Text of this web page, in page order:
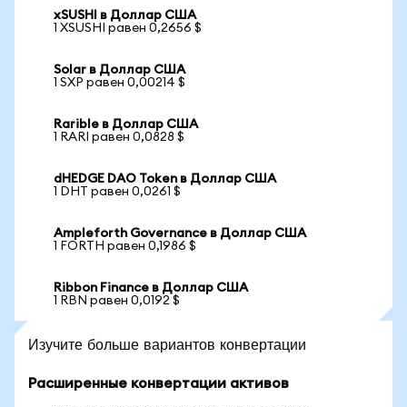
xSUSHI в Доллар США
1 XSUSHI равен 0,2656 $
Solar в Доллар США
1 SXP равен 0,00214 $
Rarible в Доллар США
1 RARI равен 0,0828 $
dHEDGE DAO Token в Доллар США
1 DHT равен 0,0261 $
Ampleforth Governance в Доллар США
1 FORTH равен 0,1986 $
Ribbon Finance в Доллар США
1 RBN равен 0,0192 $
Изучите больше вариантов конвертации
Расширенные конвертации активов